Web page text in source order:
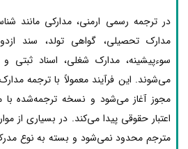
در ترجمه رسمی ارمنی، مدارکی مانند
مدارک تحصیلی، گواهی تولد، سند
سوءپیشینه، مدارک شغلی، اسناد ثبتی
می‌شوند. این فرآیند معمولاً با ترجمه
مجوز آغاز می‌شود و نسخه ترجمه‌شده
اعتبار حقوقی پیدا می‌کند. در بسیاری از
مترجم محدود نمی‌شود و بسته به نوع